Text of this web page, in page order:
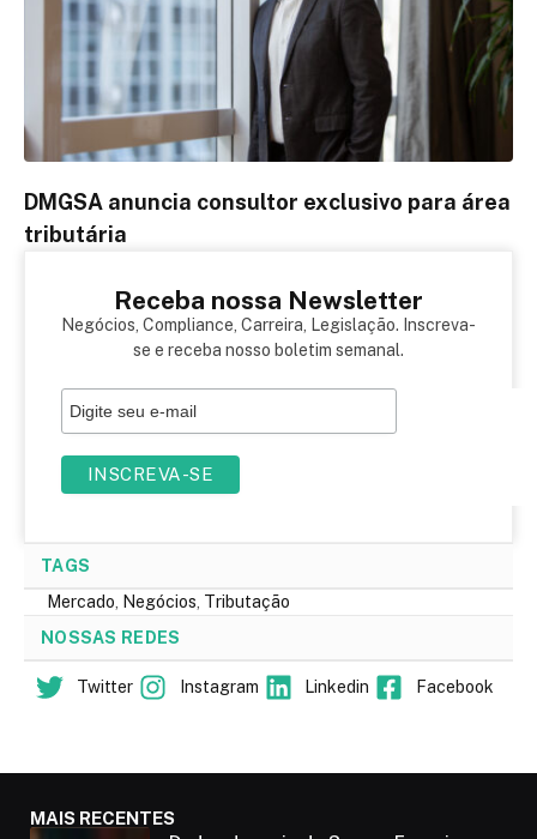
DMGSA anuncia consultor exclusivo para área
tributária
Receba nossa Newsletter
Negócios, Compliance, Carreira, Legislação. Inscreva-
se e receba nosso boletim semanal.
TAGS
Mercado
Negócios Tributação
NOSSAS REDES
Twitter Instagram Linkedin Facebook
MAIS RECENTES